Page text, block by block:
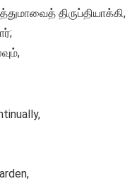
திருப்தியாக்கி,